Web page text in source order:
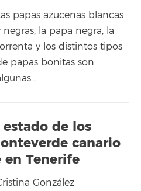
papas azucenas blancas
negras, la papa negra, la
y los distintos tipos
papas bonitas son
estado de los
canario
en Tenerife
González